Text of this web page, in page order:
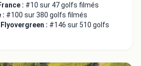
: #10 sur 47 golfs filmés
: #100 sur 380 golfs filmés
: #146 sur 510 golfs